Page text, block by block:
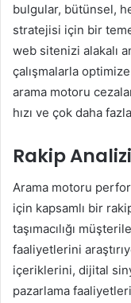
bulgular, bütünsel,
stratejisi için bir
web sitenizi alakalı
çalışmalarla
arama motoru
hızı ve çok daha
Rakip Analizi
Arama motoru
için kapsamlı bir
taşımacılığı
faaliyetlerini
içeriklerini, dijital
pazarlama